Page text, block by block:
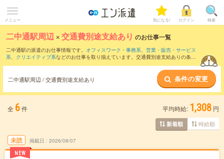
メニュー 気になる! ログイン 検索
二中通駅周辺 ×交通費別途支給あり のお仕事一覧
二中通駅の派遣のお仕事情報です。 オフィスワーク・事務系、 営業・販売・サービス
系、 クリエイティブ系などのお仕事を取り揃えています。交通費別途支給ありの条件
二中通駅周辺 / 交通費別途支給あり 条件の変更
全 6件 平均時給: 1,308 円
新着順 時給順
未読
NEW
掲載日 2026/08/07